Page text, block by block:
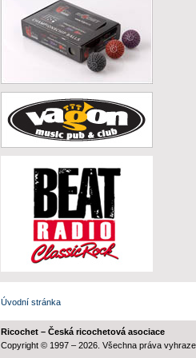
Úvodní stránka
Ricochet – Česká ricochetová asociace
Copyright © 1997 – 2026. Všechna práva